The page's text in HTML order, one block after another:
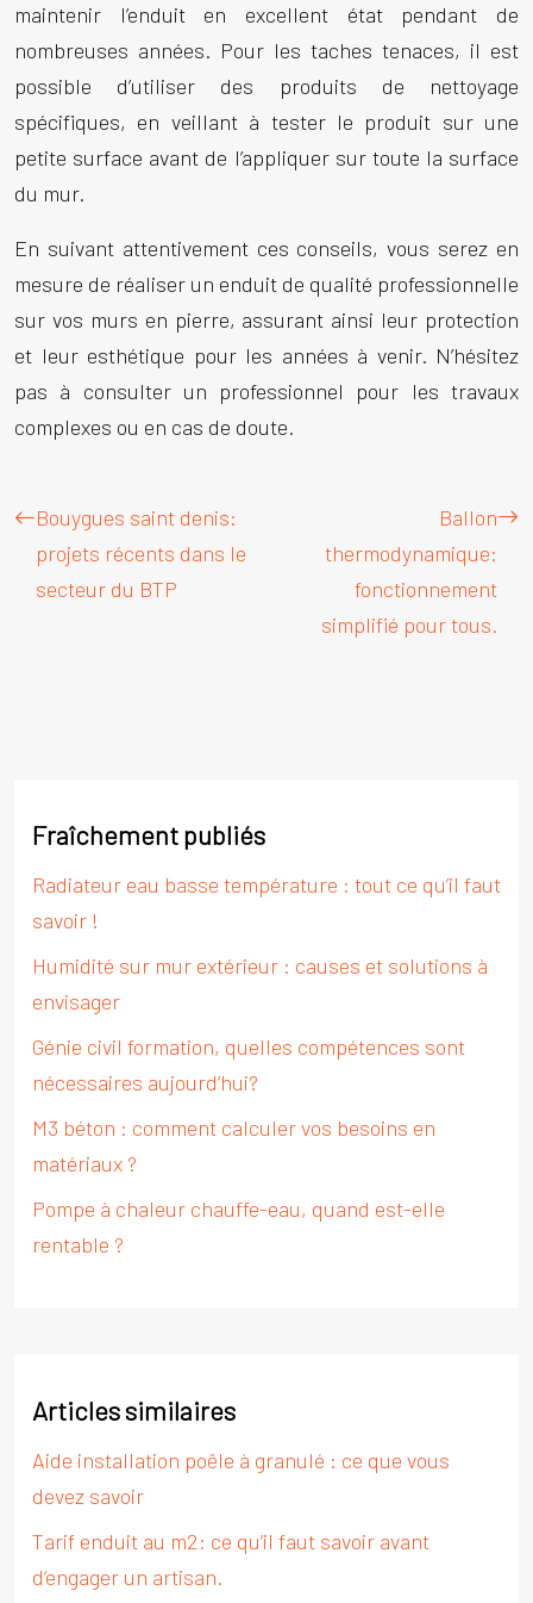
maintenir l’enduit en excellent état pendant de
nombreuses années. Pour les taches tenaces, il est
possible d’utiliser des produits de nettoyage
spécifiques, en veillant à tester le produit sur une
petite surface avant de l’appliquer sur toute la surface
du mur.
En suivant attentivement ces conseils, vous serez en
mesure de réaliser un enduit de qualité professionnelle
sur vos murs en pierre, assurant ainsi leur protection
et leur esthétique pour les années à venir. N’hésitez
pas à consulter un professionnel pour les travaux
complexes ou en cas de doute.
Bouygues saint denis:
projets récents dans le
secteur du BTP
Ballon
thermodynamique:
fonctionnement
simplifié pour tous.
Fraîchement publiés
Radiateur eau basse température : tout ce qu’il faut
savoir !
Humidité sur mur extérieur : causes et solutions à
envisager
Génie civil formation, quelles compétences sont
nécessaires aujourd’hui?
M3 béton : comment calculer vos besoins en
matériaux ?
Pompe à chaleur chauffe-eau, quand est-elle
rentable ?
Articles similaires
Aide installation poêle à granulé : ce que vous
devez savoir
Tarif enduit au m2: ce qu’il faut savoir avant
d’engager un artisan.